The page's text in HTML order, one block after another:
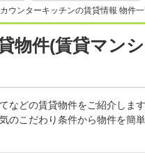
ウンターキッチンの賃貸情報 物件
物件(賃貸マン
どの賃貸物件をご紹介しま
こだわり条件から物件を簡